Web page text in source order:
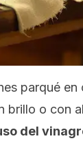
parqué en
brillo o con
del